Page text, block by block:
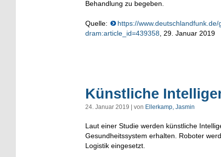
Behandlung zu begeben.
Quelle:
https://
dram:article_id=439358 , 29. Januar 2019
Künstliche
24. Januar 2019 | von Ellerkamp, Jasmin
Laut einer Studie werden künstliche
Gesundheitssystem erhalten. Roboter
Logistik eingesetzt.